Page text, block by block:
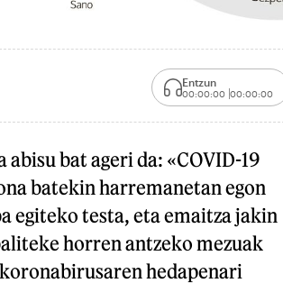
Entzun
00:00:00 00:00:00
bat ageri da: «COVID-19
batekin harremanetan egon
egiteko testa, eta emaitza jakin
horren antzeko mezuak
hedapenari